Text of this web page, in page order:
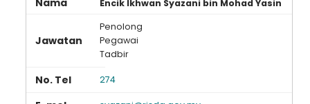
Encik Ikhwan Syazani bin Mohad Yasin
Penolong
Pegawai
Tadbir
274